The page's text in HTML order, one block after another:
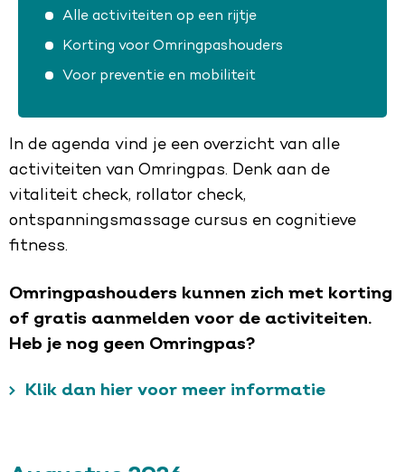
Alle activiteiten op een rijtje
Korting voor Omringpashouders
Voor preventie en mobiliteit
In de agenda vind je een overzicht van alle
activiteiten van Omringpas. Denk aan de
vitaliteit check, rollator check,
ontspanningsmassage cursus en cognitieve
fitness.
Omringpashouders kunnen zich met korting
of gratis aanmelden voor de activiteiten.
Heb je nog geen Omringpas?
Klik dan hier voor meer informatie